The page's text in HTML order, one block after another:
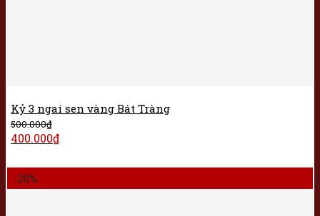
Kỷ 3 ngai sen vàng Bát Tràng
500.000₫
400.000₫
-20%